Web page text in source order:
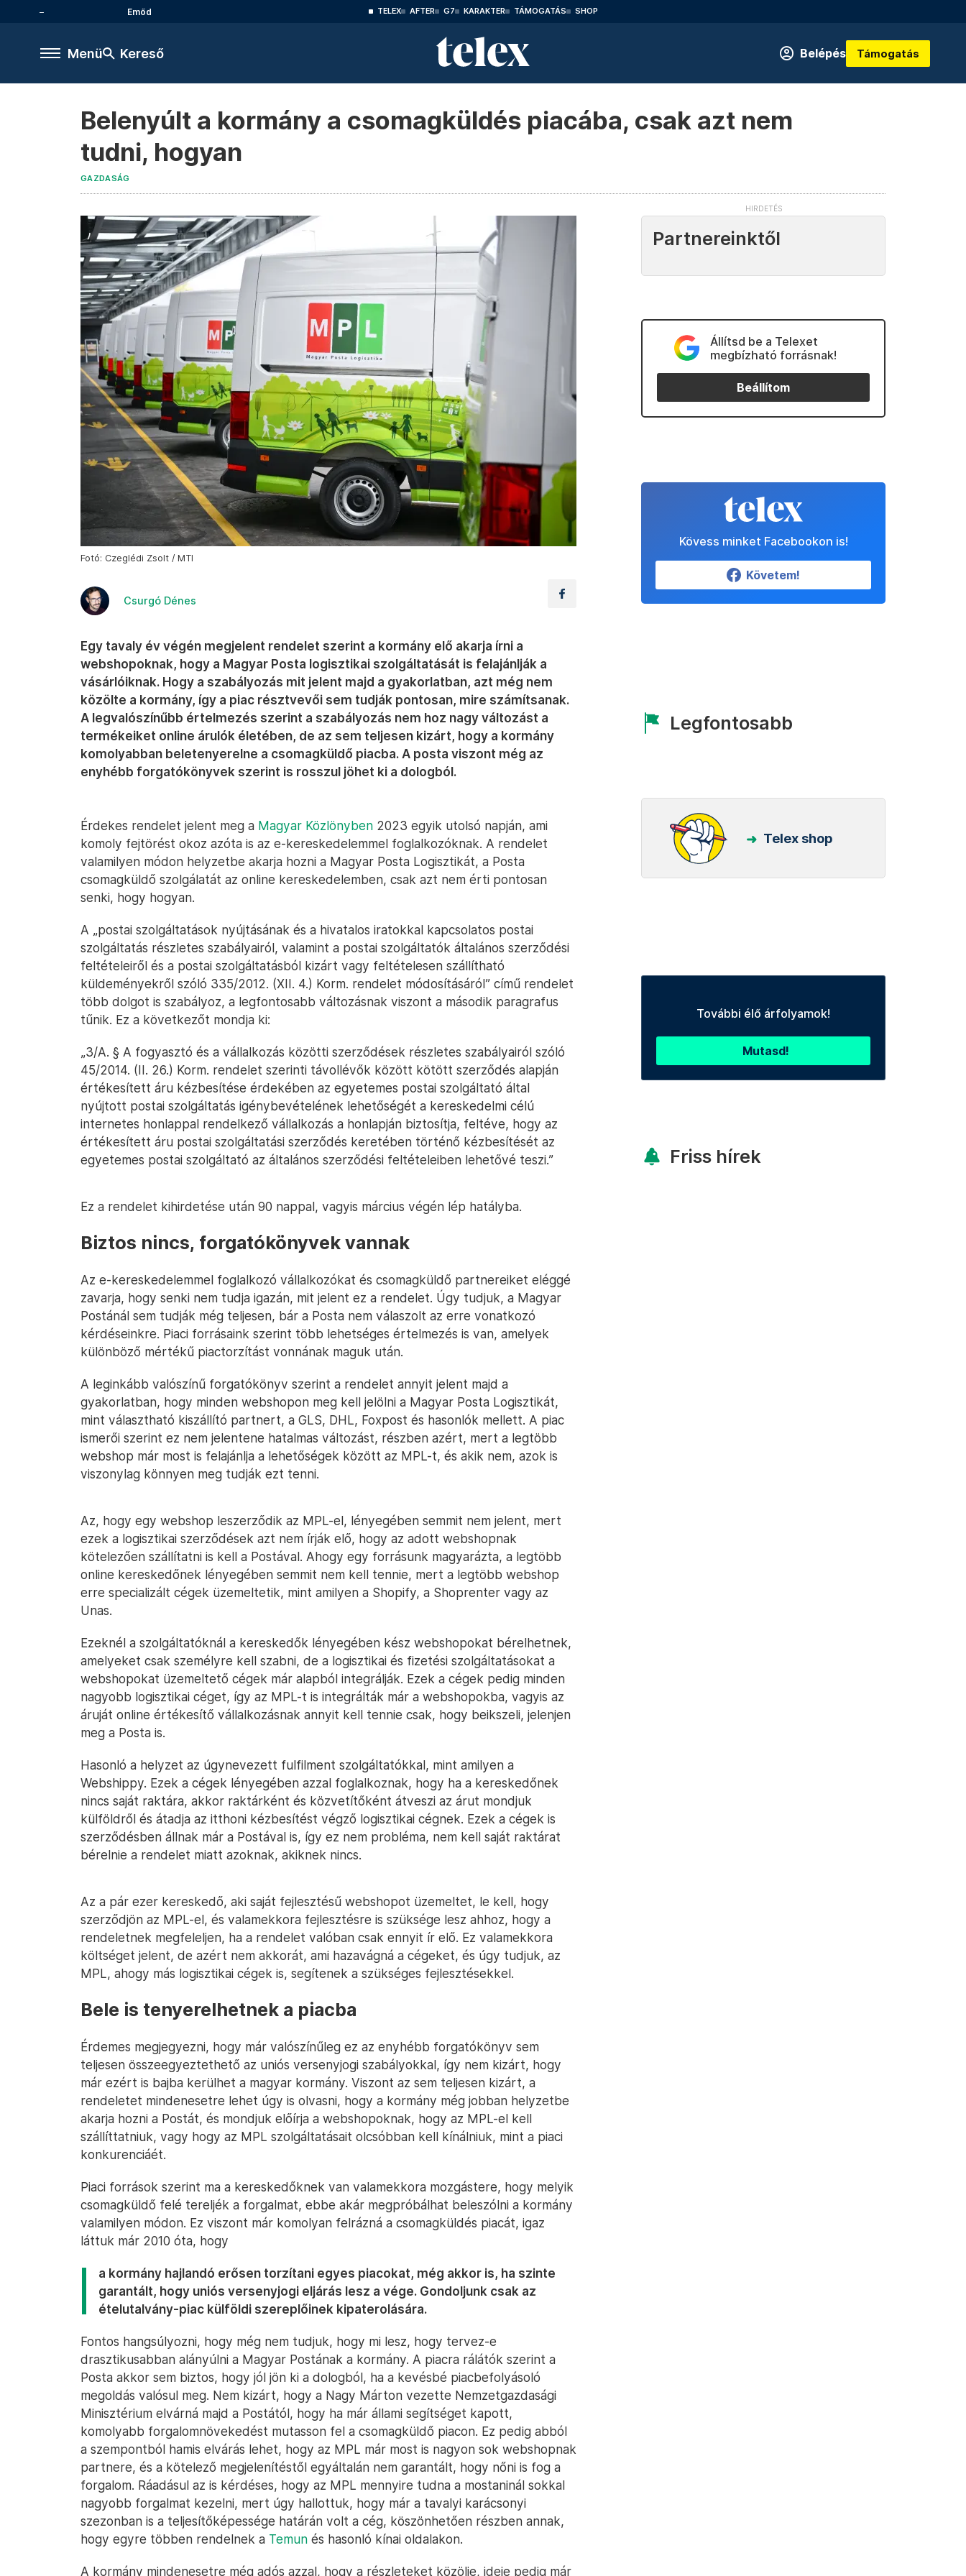
Emőd TELEX AFTER G7 KARAKTER TÁMOGATÁS SHOP
Menü Kereső Belépés Támogatás
Belenyúlt a kormány a csomagküldés piacába, csak azt nem
tudni, hogyan
GAZDASÁG
Fotó: Czeglédi Zsolt / MTI
Csurgó Dénes
Egy tavaly év végén megjelent rendelet szerint a kormány elő akarja írni a
webshopoknak, hogy a Magyar Posta logisztikai szolgáltatását is felajánlják a
vásárlóiknak. Hogy a szabályozás mit jelent majd a gyakorlatban, azt még nem
közölte a kormány, így a piac résztvevői sem tudják pontosan, mire számítsanak.
A legvalószínűbb értelmezés szerint a szabályozás nem hoz nagy változást a
termékeiket online árulók életében, de az sem teljesen kizárt, hogy a kormány
komolyabban beletenyerelne a csomagküldő piacba. A posta viszont még az
enyhébb forgatókönyvek szerint is rosszul jöhet ki a dologból.
Érdekes rendelet jelent meg a Magyar Közlönyben 2023 egyik utolsó napján, ami
komoly fejtörést okoz azóta is az e-kereskedelemmel foglalkozóknak. A rendelet
valamilyen módon helyzetbe akarja hozni a Magyar Posta Logisztikát, a Posta
csomagküldő szolgálatát az online kereskedelemben, csak azt nem érti pontosan
senki, hogy hogyan.
A „postai szolgáltatások nyújtásának és a hivatalos iratokkal kapcsolatos postai
szolgáltatás részletes szabályairól, valamint a postai szolgáltatók általános szerződési
feltételeiről és a postai szolgáltatásból kizárt vagy feltételesen szállítható
küldeményekről szóló 335/2012. (XII. 4.) Korm. rendelet módosításáról” című rendelet
több dolgot is szabályoz, a legfontosabb változásnak viszont a második paragrafus
tűnik. Ez a következőt mondja ki:
„3/A. § A fogyasztó és a vállalkozás közötti szerződések részletes szabályairól szóló
45/2014. (II. 26.) Korm. rendelet szerinti távollévők között kötött szerződés alapján
értékesített áru kézbesítése érdekében az egyetemes postai szolgáltató által
nyújtott postai szolgáltatás igénybevételének lehetőségét a kereskedelmi célú
internetes honlappal rendelkező vállalkozás a honlapján biztosítja, feltéve, hogy az
értékesített áru postai szolgáltatási szerződés keretében történő kézbesítését az
egyetemes postai szolgáltató az általános szerződési feltételeiben lehetővé teszi.”
Ez a rendelet kihirdetése után 90 nappal, vagyis március végén lép hatályba.
Biztos nincs, forgatókönyvek vannak
Az e-kereskedelemmel foglalkozó vállalkozókat és csomagküldő partnereiket eléggé
zavarja, hogy senki nem tudja igazán, mit jelent ez a rendelet. Úgy tudjuk, a Magyar
Postánál sem tudják még teljesen, bár a Posta nem válaszolt az erre vonatkozó
kérdéseinkre. Piaci forrásaink szerint több lehetséges értelmezés is van, amelyek
különböző mértékű piactorzítást vonnának maguk után.
A leginkább valószínű forgatókönyv szerint a rendelet annyit jelent majd a
gyakorlatban, hogy minden webshopon meg kell jelölni a Magyar Posta Logisztikát,
mint választható kiszállító partnert, a GLS, DHL, Foxpost és hasonlók mellett. A piac
ismerői szerint ez nem jelentene hatalmas változást, részben azért, mert a legtöbb
webshop már most is felajánlja a lehetőségek között az MPL-t, és akik nem, azok is
viszonylag könnyen meg tudják ezt tenni.
Az, hogy egy webshop leszerződik az MPL-el, lényegében semmit nem jelent, mert
ezek a logisztikai szerződések azt nem írják elő, hogy az adott webshopnak
kötelezően szállítatni is kell a Postával. Ahogy egy forrásunk magyarázta, a legtöbb
online kereskedőnek lényegében semmit nem kell tennie, mert a legtöbb webshop
erre specializált cégek üzemeltetik, mint amilyen a Shopify, a Shoprenter vagy az
Unas.
Ezeknél a szolgáltatóknál a kereskedők lényegében kész webshopokat bérelhetnek,
amelyeket csak személyre kell szabni, de a logisztikai és fizetési szolgáltatásokat a
webshopokat üzemeltető cégek már alapból integrálják. Ezek a cégek pedig minden
nagyobb logisztikai céget, így az MPL-t is integrálták már a webshopokba, vagyis az
áruját online értékesítő vállalkozásnak annyit kell tennie csak, hogy beikszeli, jelenjen
meg a Posta is.
Hasonló a helyzet az úgynevezett fulfilment szolgáltatókkal, mint amilyen a
Webshippy. Ezek a cégek lényegében azzal foglalkoznak, hogy ha a kereskedőnek
nincs saját raktára, akkor raktárként és közvetítőként átveszi az árut mondjuk
külföldről és átadja az itthoni kézbesítést végző logisztikai cégnek. Ezek a cégek is
szerződésben állnak már a Postával is, így ez nem probléma, nem kell saját raktárat
bérelnie a rendelet miatt azoknak, akiknek nincs.
Az a pár ezer kereskedő, aki saját fejlesztésű webshopot üzemeltet, le kell, hogy
szerződjön az MPL-el, és valamekkora fejlesztésre is szüksége lesz ahhoz, hogy a
rendeletnek megfeleljen, ha a rendelet valóban csak ennyit ír elő. Ez valamekkora
költséget jelent, de azért nem akkorát, ami hazavágná a cégeket, és úgy tudjuk, az
MPL, ahogy más logisztikai cégek is, segítenek a szükséges fejlesztésekkel.
Bele is tenyerelhetnek a piacba
Érdemes megjegyezni, hogy már valószínűleg ez az enyhébb forgatókönyv sem
teljesen összeegyeztethető az uniós versenyjogi szabályokkal, így nem kizárt, hogy
már ezért is bajba kerülhet a magyar kormány. Viszont az sem teljesen kizárt, a
rendeletet mindenesetre lehet úgy is olvasni, hogy a kormány még jobban helyzetbe
akarja hozni a Postát, és mondjuk előírja a webshopoknak, hogy az MPL-el kell
szállíttatniuk, vagy hogy az MPL szolgáltatásait olcsóbban kell kínálniuk, mint a piaci
konkurenciáét.
Piaci források szerint ma a kereskedőknek van valamekkora mozgástere, hogy melyik
csomagküldő felé tereljék a forgalmat, ebbe akár megpróbálhat beleszólni a kormány
valamilyen módon. Ez viszont már komolyan felrázná a csomagküldés piacát, igaz
láttuk már 2010 óta, hogy
a kormány hajlandó erősen torzítani egyes piacokat, még akkor is, ha szinte
garantált, hogy uniós versenyjogi eljárás lesz a vége. Gondoljunk csak az
ételutalvány-piac külföldi szereplőinek kipaterolására.
Fontos hangsúlyozni, hogy még nem tudjuk, hogy mi lesz, hogy tervez-e
drasztikusabban alányúlni a Magyar Postának a kormány. A piacra rálátók szerint a
Posta akkor sem biztos, hogy jól jön ki a dologból, ha a kevésbé piacbefolyásoló
megoldás valósul meg. Nem kizárt, hogy a Nagy Márton vezette Nemzetgazdasági
Minisztérium elvárná majd a Postától, hogy ha már állami segítséget kapott,
komolyabb forgalomnövekedést mutasson fel a csomagküldő piacon. Ez pedig abból
a szempontból hamis elvárás lehet, hogy az MPL már most is nagyon sok webshopnak
partnere, és a kötelező megjelenítéstől egyáltalán nem garantált, hogy nőni is fog a
forgalom. Ráadásul az is kérdéses, hogy az MPL mennyire tudna a mostaninál sokkal
nagyobb forgalmat kezelni, mert úgy hallottuk, hogy már a tavalyi karácsonyi
szezonban is a teljesítőképessége határán volt a cég, köszönhetően részben annak,
hogy egyre többen rendelnek a Temun és hasonló kínai oldalakon.
A kormány mindenesetre még adós azzal, hogy a részleteket közölje, ideje pedig már
Partnereinktől
Állítsd be a Telexet
megbízható forrásnak!
Beállítom
Kövess minket Facebookon is!
Követem!
Legfontosabb
Telex shop
További élő árfolyamok!
Mutasd!
Friss hírek